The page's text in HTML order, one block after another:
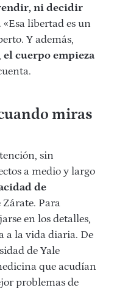
ni decidir
libertad es un
Y además,
, el cuerpo empieza
miras
sin
a medio y largo
de
Para
en los detalles,
a la vida diaria. De
de Yale
que acudían
problemas de